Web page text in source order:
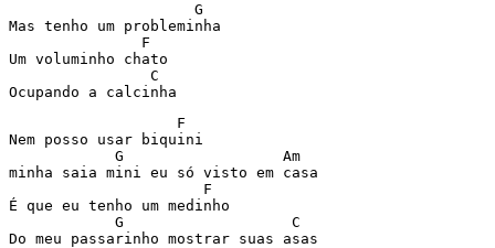
                     G
Mas tenho um probleminha
               F
Um voluminho chato
                C
Ocupando a calcinha
                   F
Nem posso usar biquini
            G                  Am
minha saia mini eu só visto em casa
                      F
É que eu tenho um medinho
            G                   C
Do meu passarinho mostrar suas asas